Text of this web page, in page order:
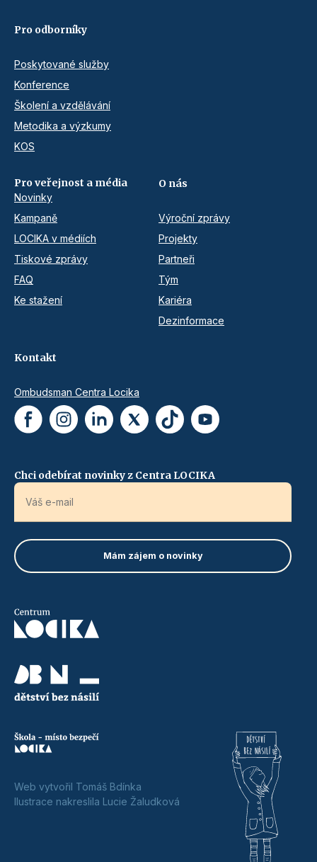
Pro odborníky
Poskytované služby
Konference
Školení a vzdělávání
Metodika a výzkumy
KOS
Pro veřejnost a média
Novinky
Kampaně
LOCIKA v médiích
Tiskové zprávy
FAQ
Ke stažení
O nás
Výroční zprávy
Projekty
Partneři
Tým
Kariéra
Dezinformace
Kontakt
Ombudsman Centra Locika
Chci odebírat novinky z Centra LOCIKA
Web vytvořil Tomáš Bdínka
Ilustrace nakreslila Lucie Žaludková